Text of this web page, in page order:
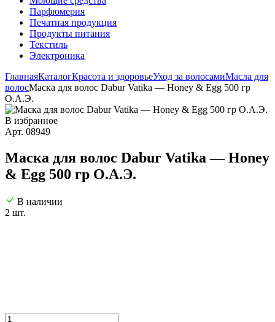
Парфюмерия
Печатная продукция
Продукты питания
Текстиль
Электроника
ГлавнаяКаталогКрасота и здоровьеУход за волосамиМасла для
волосМаска для волос Dabur Vatika — Honey & Egg 500 гр
О.А.Э.
В избранное
Арт. 08949
Маска для волос Dabur Vatika — Honey
& Egg 500 гр О.А.Э.
В наличии
2 шт.